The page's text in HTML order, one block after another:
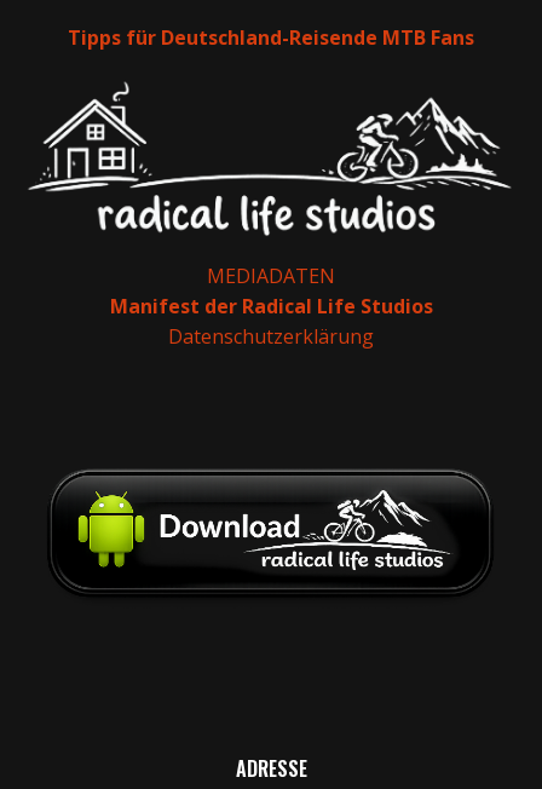
Tipps für Deutschland-Reisende MTB Fans
MEDIADATEN
Manifest der Radical Life Studios
Datenschutzerklärung
ADRESSE